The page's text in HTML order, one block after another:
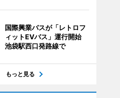
国際興業バスが「レトロフ
ィットEVバス」運行開始
池袋駅西口発路線で
もっと見る